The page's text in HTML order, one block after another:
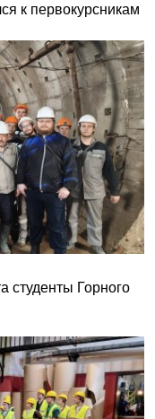
к первокурсникам
студенты Горного